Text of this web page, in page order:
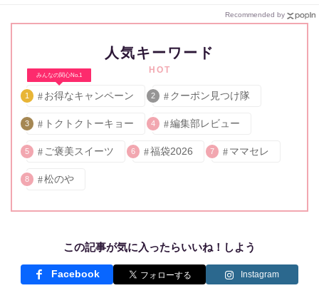
Recommended by
人気キーワード
HOT
みんなの関心No.1
1 お得なキャンペーン 2 クーポン見つけ隊
3 トクトクトーキョー 4 編集部レビュー
5 ご褒美スイーツ 6 福袋2026 7 ママセレ
8 松のや
この記事が気に入ったらいいね！しよう
Facebook Instagram